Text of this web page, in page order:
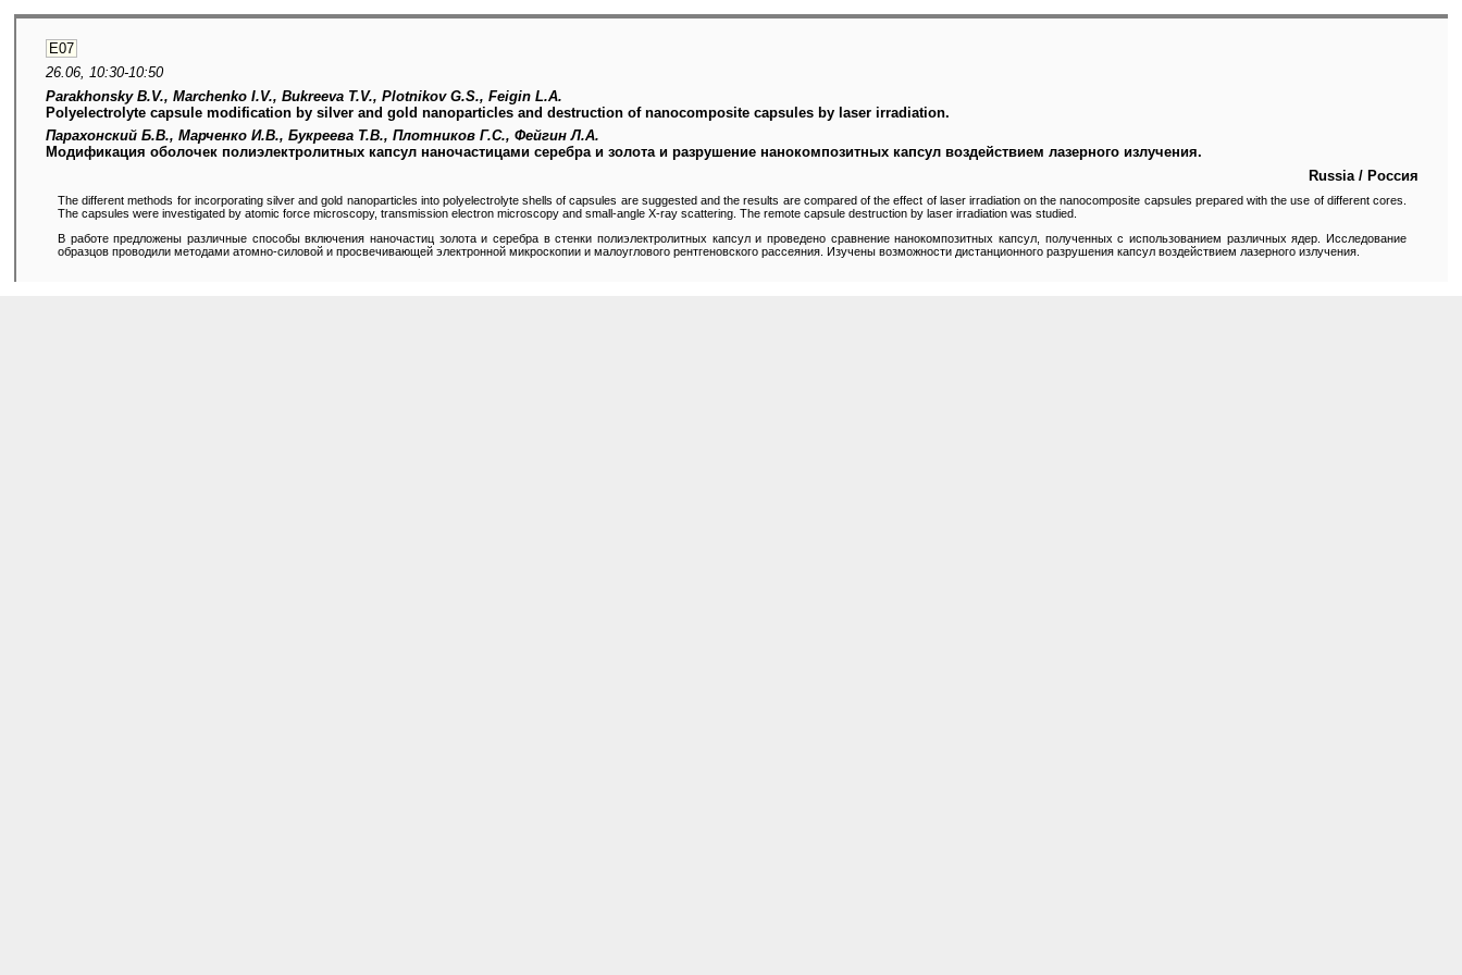
E07
26.06, 10:30-10:50
Parakhonsky B.V., Marchenko I.V., Bukreeva T.V., Plotnikov G.S., Feigin L.A.
Polyelectrolyte capsule modification by silver and gold nanoparticles and destruction of nanocomposite capsules by laser irradiation.
Парахонский Б.В., Марченко И.В., Букреева Т.В., Плотников Г.С., Фейгин Л.А.
Модификация оболочек полиэлектролитных капсул наночастицами серебра и золота и разрушение нанокомпозитных капсул воздействием лазерного излучения.
Russia / Россия
The different methods for incorporating silver and gold nanoparticles into polyelectrolyte shells of capsules are suggested and the results are compared of the effect of laser irradiation on the nanocomposite capsules prepared with the use of different cores.
The capsules were investigated by atomic force microscopy, transmission electron microscopy and small-angle X-ray scattering. The remote capsule destruction by laser irradiation was studied.
В работе предложены различные способы включения наночастиц золота и серебра в стенки полиэлектролитных капсул и проведено сравнение нанокомпозитных капсул, полученных с использованием различных ядер. Исследование
образцов проводили методами атомно-силовой и просвечивающей электронной микроскопии и малоуглового рентгеновского рассеяния. Изучены возможности дистанционного разрушения капсул воздействием лазерного излучения.